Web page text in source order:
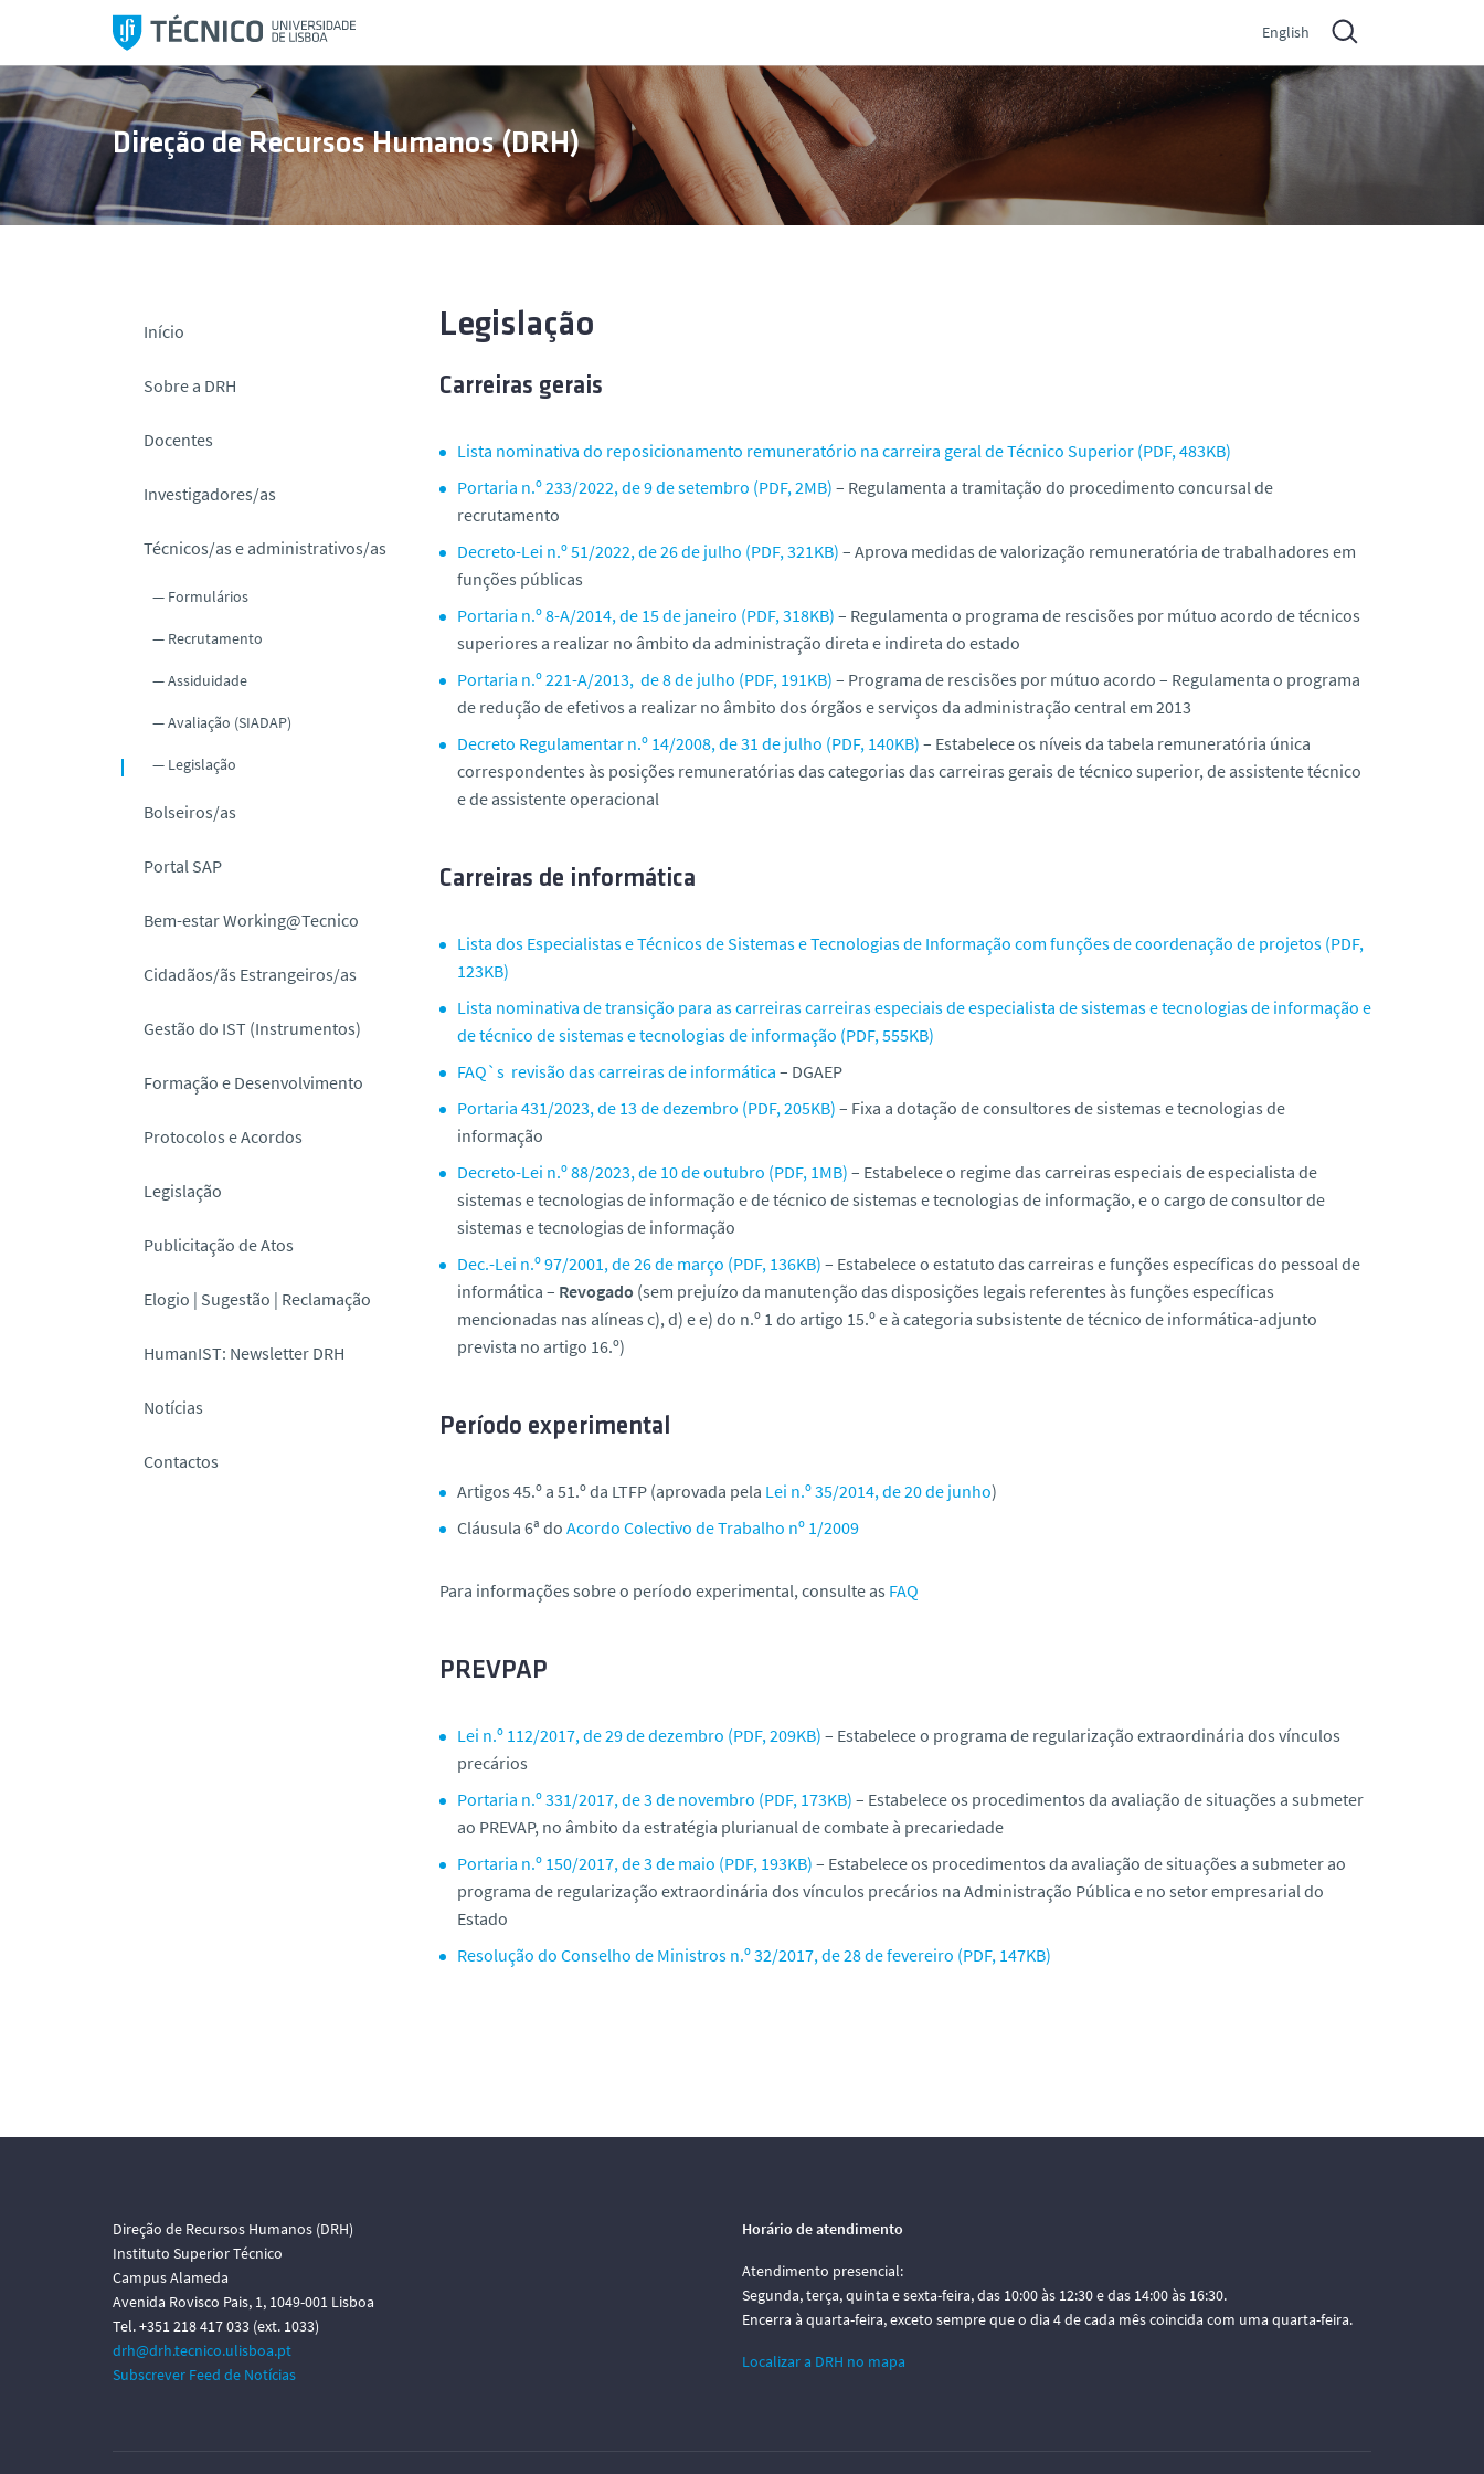
l
t
a
r
p
a
English
Direção de Recursos Humanos (DRH)
Início
Sobre a DRH
Docentes
Investigadores/as
Técnicos/as e administrativos/as
Formulários
Recrutamento
Assiduidade
Avaliação (SIADAP)
Legislação
Bolseiros/as
Portal SAP
Bem-estar Working@Tecnico
Cidadãos/ãs Estrangeiros/as
Gestão do IST (Instrumentos)
Formação e Desenvolvimento
Protocolos e Acordos
Legislação
Publicitação de Atos
Elogio | Sugestão | Reclamação
HumanIST: Newsletter DRH
Notícias
Contactos
Legislação
Carreiras gerais
Lista nominativa do reposicionamento remuneratório na carreira geral de Técnico Superior (PDF, 483KB)
Portaria n.º 233/2022, de 9 de setembro (PDF, 2MB) – Regulamenta a tramitação do procedimento concursal de
recrutamento
Decreto-Lei n.º 51/2022, de 26 de julho (PDF, 321KB) – Aprova medidas de valorização remuneratória de trabalhadores em
funções públicas
Portaria n.º 8-A/2014, de 15 de janeiro (PDF, 318KB) – Regulamenta o programa de rescisões por mútuo acordo de técnicos
superiores a realizar no âmbito da administração direta e indireta do estado
Portaria n.º 221-A/2013, de 8 de julho (PDF, 191KB) – Programa de rescisões por mútuo acordo – Regulamenta o programa
de redução de efetivos a realizar no âmbito dos órgãos e serviços da administração central em 2013
Decreto Regulamentar n.º 14/2008, de 31 de julho (PDF, 140KB) – Estabelece os níveis da tabela remuneratória única
correspondentes às posições remuneratórias das categorias das carreiras gerais de técnico superior, de assistente técnico
e de assistente operacional
Carreiras de informática
Lista dos Especialistas e Técnicos de Sistemas e Tecnologias de Informação com funções de coordenação de projetos (PDF,
123KB)
Lista nominativa de transição para as carreiras carreiras especiais de especialista de sistemas e tecnologias de informação e
de técnico de sistemas e tecnologias de informação (PDF, 555KB)
FAQ`s revisão das carreiras de informática – DGAEP
Portaria 431/2023, de 13 de dezembro (PDF, 205KB) – Fixa a dotação de consultores de sistemas e tecnologias de
informação
Decreto-Lei n.º 88/2023, de 10 de outubro (PDF, 1MB) – Estabelece o regime das carreiras especiais de especialista de
sistemas e tecnologias de informação e de técnico de sistemas e tecnologias de informação, e o cargo de consultor de
sistemas e tecnologias de informação
Dec.-Lei n.º 97/2001, de 26 de março (PDF, 136KB) – Estabelece o estatuto das carreiras e funções específicas do pessoal de
informática – Revogado (sem prejuízo da manutenção das disposições legais referentes às funções específicas
mencionadas nas alíneas c), d) e e) do n.º 1 do artigo 15.º e à categoria subsistente de técnico de informática-adjunto
prevista no artigo 16.º)
Período experimental
Artigos 45.º a 51.º da LTFP (aprovada pela Lei n.º 35/2014, de 20 de junho)
Cláusula 6ª do Acordo Colectivo de Trabalho nº 1/2009
Para informações sobre o período experimental, consulte as FAQ
PREVPAP
Lei n.º 112/2017, de 29 de dezembro (PDF, 209KB) – Estabelece o programa de regularização extraordinária dos vínculos
precários
Portaria n.º 331/2017, de 3 de novembro (PDF, 173KB) – Estabelece os procedimentos da avaliação de situações a submeter
ao PREVAP, no âmbito da estratégia plurianual de combate à precariedade
Portaria n.º 150/2017, de 3 de maio (PDF, 193KB) – Estabelece os procedimentos da avaliação de situações a submeter ao
programa de regularização extraordinária dos vínculos precários na Administração Pública e no setor empresarial do
Estado
Resolução do Conselho de Ministros n.º 32/2017, de 28 de fevereiro (PDF, 147KB)
Direção de Recursos Humanos (DRH)
Instituto Superior Técnico
Campus Alameda
Avenida Rovisco Pais, 1, 1049-001 Lisboa
Tel. +351 218 417 033 (ext. 1033)
drh@drh.tecnico.ulisboa.pt
Subscrever Feed de Notícias
Horário de atendimento
Atendimento presencial:
Segunda, terça, quinta e sexta-feira, das 10:00 às 12:30 e das 14:00 às 16:30.
Encerra à quarta-feira, exceto sempre que o dia 4 de cada mês coincida com uma quarta-feira.
Localizar a DRH no mapa